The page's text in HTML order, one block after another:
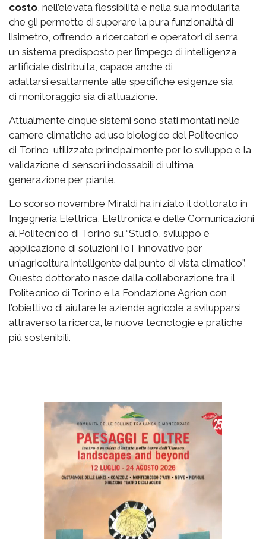
costo , nell’elevata flessibilità e nella sua modularità
che gli permette di superare la pura funzionalità di
lisimetro, offrendo a ricercatori e operatori di serra
un sistema predisposto per l’impego di intelligenza
artificiale distribuita, capace anche di
adattarsi esattamente alle specifiche esigenze sia
di monitoraggio sia di attuazione.
Attualmente cinque sistemi sono stati montati nelle
camere climatiche ad uso biologico del Politecnico
di Torino, utilizzate principalmente per lo sviluppo e la
validazione di sensori indossabili di ultima
generazione per piante.
Lo scorso novembre Miraldi ha iniziato il dottorato in
Ingegneria Elettrica, Elettronica e delle Comunicazioni
al Politecnico di Torino su “Studio, sviluppo e
applicazione di soluzioni IoT innovative per
un’agricoltura intelligente dal punto di vista climatico”.
Questo dottorato nasce dalla collaborazione tra il
Politecnico di Torino e la Fondazione Agrion con
l’obiettivo di aiutare le aziende agricole a svilupparsi
attraverso la ricerca, le nuove tecnologie e pratiche
più sostenibili.